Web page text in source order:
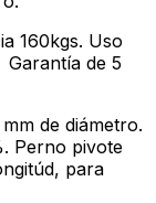
160kgs. Uso
de 5
de diámetro.
Perno pivote
para